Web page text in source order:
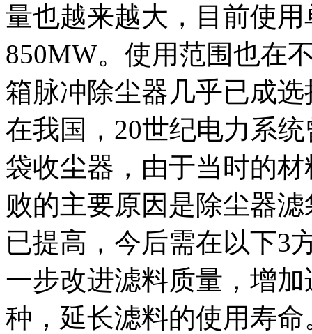
量也越来越大，目前使
850MW。使用范围也在
箱脉冲除尘器几乎已成选
在我国，20世纪电力系
袋收尘器，由于当时的
败的主要原因是除尘器
已提高，今后需在以下3
一步改进滤料质量，增
种，延长滤料的使用寿命